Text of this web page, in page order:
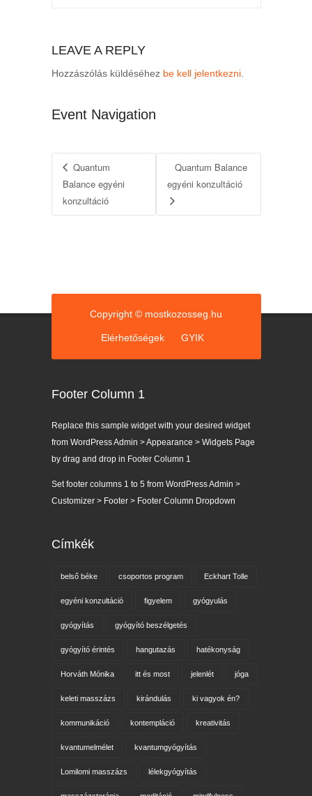
LEAVE A REPLY
Hozzászólás küldéséhez be kell jelentkezni.
Event Navigation
Quantum
Balance egyéni
konzultáció
Quantum Balance
egyéni konzultáció
Copyright © mostkozosseg.hu
Elérhetőségek GYIK
Footer Column 1
Replace this sample widget with your desired widget
from WordPress Admin > Appearance > Widgets Page
by drag and drop in Footer Column 1
Set footer columns 1 to 5 from WordPress Admin >
Customizer > Footer > Footer Column Dropdown
Címkék
belső béke csoportos program Eckhart Tolle
egyéni konzultáció figyelem gyógyulás
gyógyítás gyógyító beszélgetés
gyógyító érintés hangutazás hatékonyság
Horváth Mónika itt és most jelenlét jóga
keleti masszázs kirándulás ki vagyok én?
kommunikáció kontempláció kreativitás
kvantumelmélet kvantumgyógyítás
Lomilomi masszázs lélekgyógyítás